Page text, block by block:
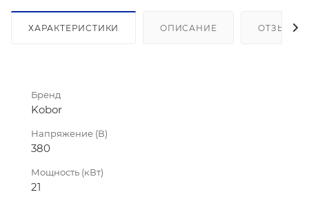
ХАРАКТЕРИСТИКИ ОПИСАНИЕ ОТЗЫВЫ
Бренд
Kobor
Напряжение (В)
380
Мощность (кВт)
21